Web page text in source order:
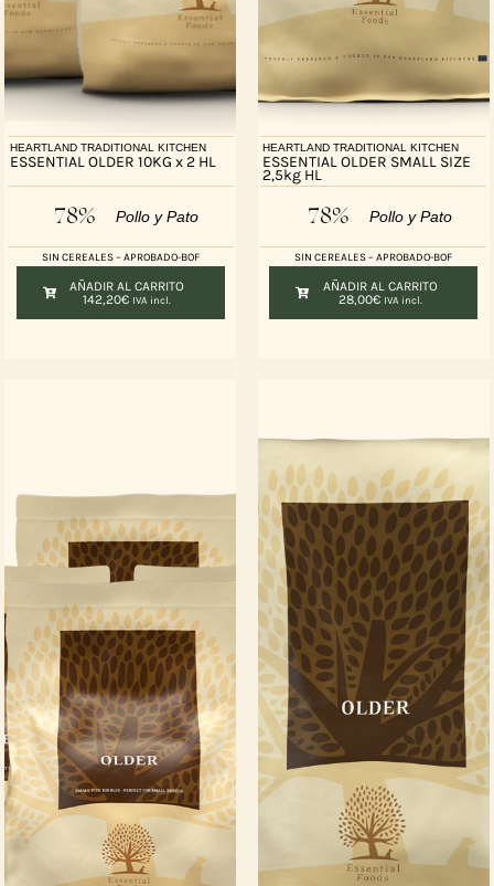
HEARTLAND TRADITIONAL KITCHEN
ESSENTIAL OLDER 10KG x 2 HL
78% Pollo y Pato
SIN CEREALES – APROBADO-BOF
AÑADIR AL CARRITO
142,20€ IVA incl.
HEARTLAND TRADITIONAL KITCHEN
ESSENTIAL OLDER SMALL SIZE
2,5kg HL
78% Pollo y Pato
SIN CEREALES – APROBADO-BOF
AÑADIR AL CARRITO
28,00€ IVA incl.